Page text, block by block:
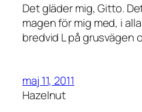
Det gläder mig, Gitto.
magen för mig med, i
bredvid L på grusvägen
maj 11, 2011
Hazelnut